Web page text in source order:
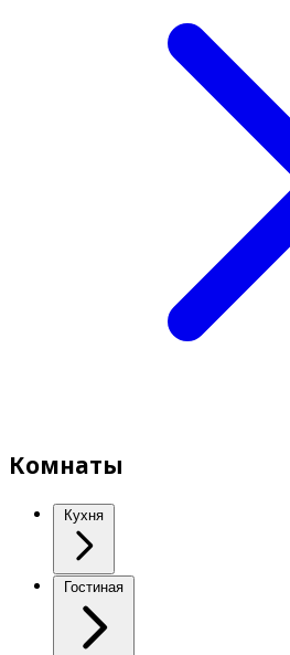
Комнаты
Кухня
Гостиная